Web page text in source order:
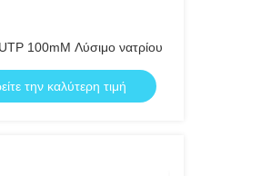
100mM Λύσιμο νατρίου
την καλύτερη τιμή